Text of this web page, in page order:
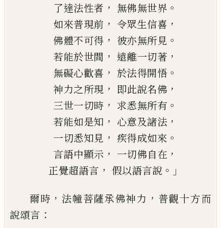
了達法性者 ， 無佛無世界 。
如來普現前 ， 令眾生信喜 ，
佛體不可得 ， 彼亦無所見 。
若能於世間 ， 遠離一切著 ，
無礙心歡喜 ， 於法得開悟 。
神力之所現 ， 即此說名佛 ，
三世一切時 ， 求悉無所有 。
若能如是知 ， 心意及諸法 ，
一切悉知見 ， 疾得成如來 。
言語中顯示 ， 一切佛自在 ，
正覺超語言 ， 假以語言說 。」
爾時 ， 法幢菩薩承佛神力 ， 普觀十方而
說頌言 ：